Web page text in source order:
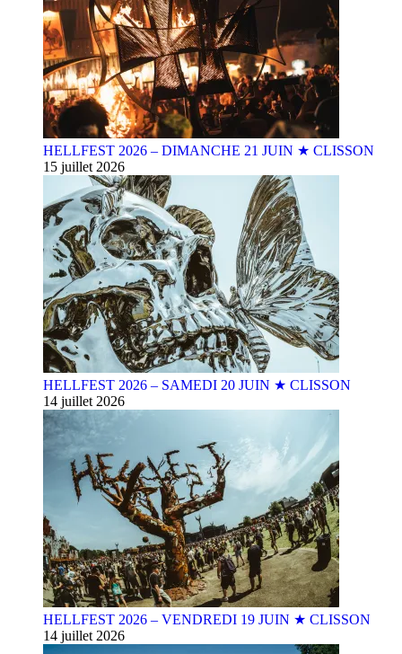
HELLFEST 2026 – DIMANCHE 21 JUIN ★ CLISSON
15 juillet 2026
HELLFEST 2026 – SAMEDI 20 JUIN ★ CLISSON
14 juillet 2026
HELLFEST 2026 – VENDREDI 19 JUIN ★ CLISSON
14 juillet 2026